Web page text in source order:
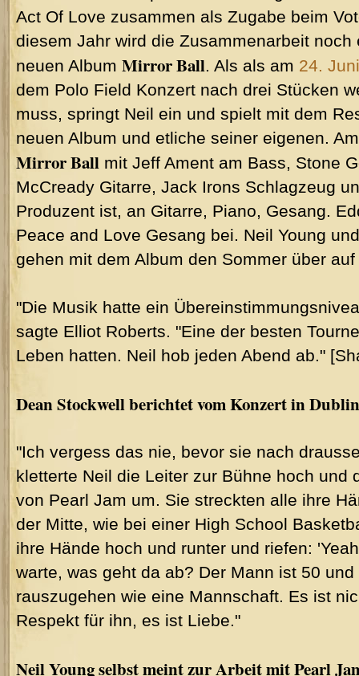
Act Of Love zusammen als Zugabe beim
diesem Jahr wird die Zusammenarbeit noch
neuen Album Mirror Ball. Als als am 24.
dem Polo Field Konzert nach drei Stücken
muss, springt Neil ein und spielt mit dem
neuen Album und etliche seiner eigenen.
Mirror Ball mit Jeff Ament am Bass, Stone
McCready Gitarre, Jack Irons Schlagzeug
Produzent ist, an Gitarre, Piano, Gesang.
Peace and Love Gesang bei. Neil Young
gehen mit dem Album den Sommer über
"Die Musik hatte ein
sagte Elliot Roberts. "Eine der besten
Leben hatten. Neil hob jeden Abend ab."
Dean Stockwell berichtet vom Konzert in
"Ich vergess das nie, bevor sie nach
kletterte Neil die Leiter zur Bühne hoch und
von Pearl Jam um. Sie streckten alle ihre
der Mitte, wie bei einer High School
ihre Hände hoch und runter und riefen:
warte, was geht da ab? Der Mann ist 50
rauszugehen wie eine Mannschaft. Es ist
Respekt für ihn, es ist Liebe."
Neil Young selbst meint zur Arbeit mit Pearl